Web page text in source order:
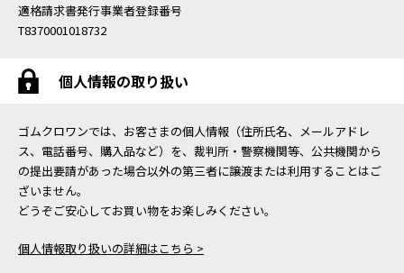
適格請求書発行事業者登録番号
T8370001018732
個人情報の取り扱い
ゴムクロワンでは、お客さまの個人情報（住所氏名、メールアドレ
ス、電話番号、購入品など）を、裁判所・警察機関等、公共機関から
の提出要請があった場合以外の第三者に譲渡または利用することはご
ざいません。
どうぞご安心してお買い物をお楽しみください。
個人情報取り扱いの詳細はこちら >